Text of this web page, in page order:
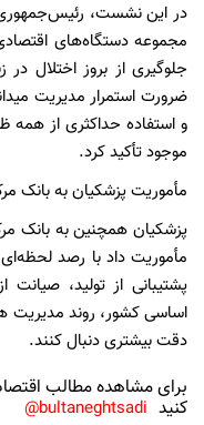
در این نشست، رئیس‌جمهوری
مجموعه دستگاه‌های
جلوگیری از بروز اختلال
ضرورت استمرار مدیریت
و استفاده حداکثری از همه
موجود تأکید کرد.
مأموریت پزشکیان به بانک
پزشکیان همچنین به بانک
مأموریت داد با رصد
پشتیبانی از تولید،
اساسی کشور، روند مدیریت
دقت بیشتری دنبال کنند.
برای مشاهده مطالب
کنید bultaneghtsadi@